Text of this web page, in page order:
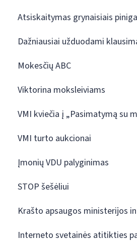
Atsiskaitymas grynaisiais
Dažniausiai užduodami
Mokesčių ABC
Viktorina moksleiviams
VMI kviečia į „Pasimatymą su
VMI turto aukcionai
Įmonių VDU palyginimas
STOP šešėliui
Krašto apsaugos ministerijos
Interneto svetainės atitikties